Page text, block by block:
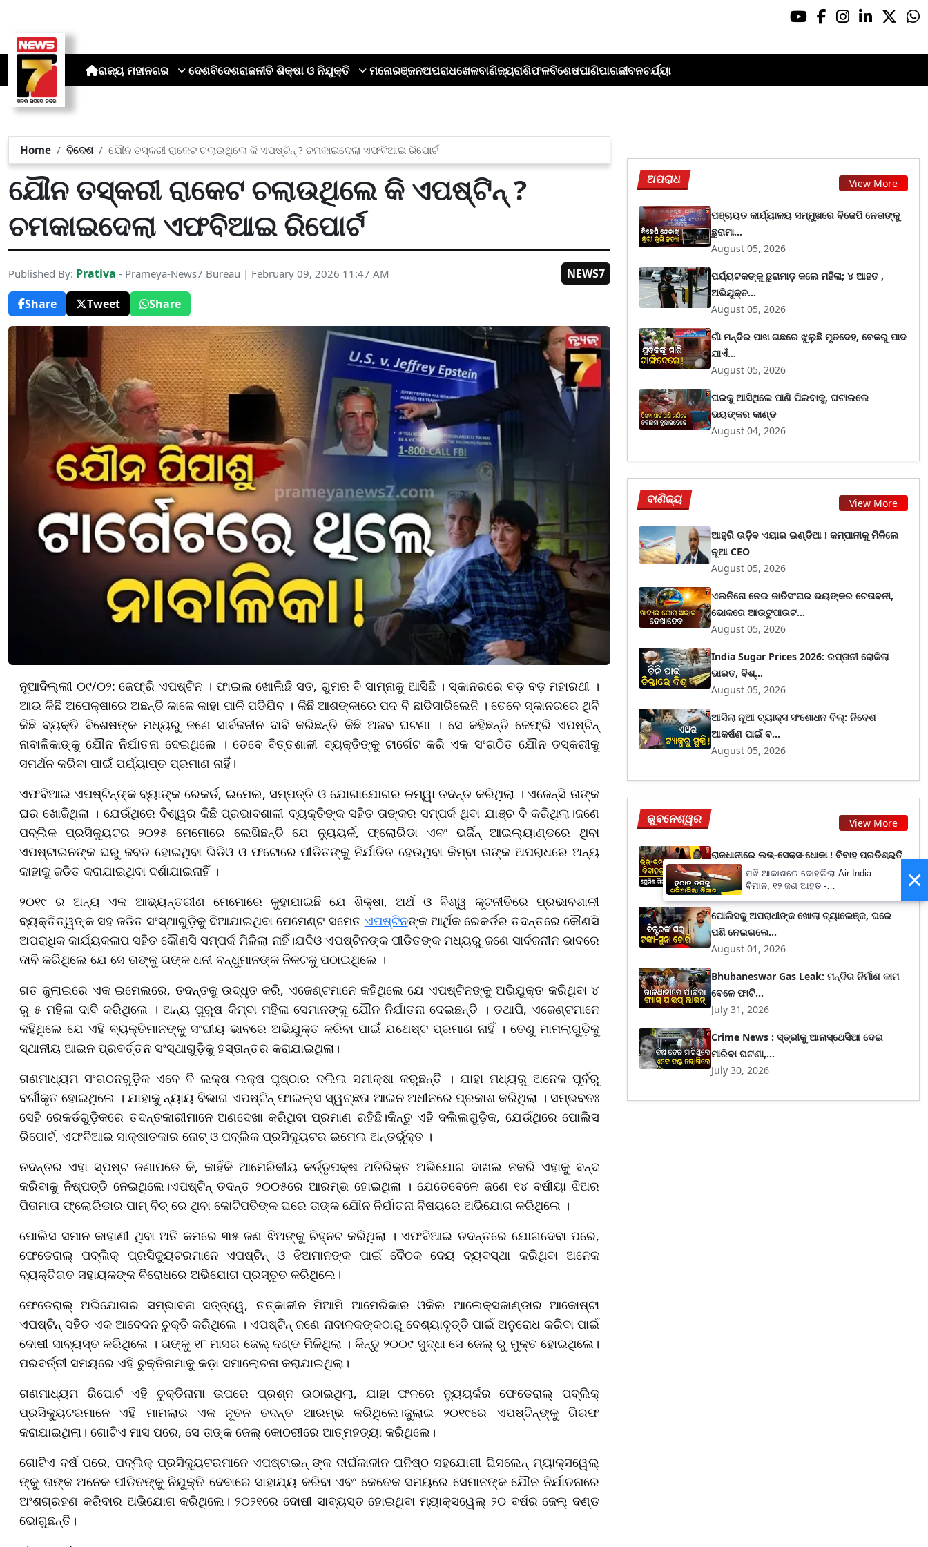
ରାଜ୍ୟ ମହାନଗର ଦେଶବିଦେଶରାଜନୀତି ଶିକ୍ଷା ଓ ନିଯୁକ୍ତି ମନୋରଞ୍ଜନଅପରାଧଖେଳବାଣିଜ୍ୟରାଶିଫଳବିଶେଷପାଣିପାଗଜୀବନଚର୍ଯ୍ୟା
Home ବିଦେଶ ଯୌନ ତସ୍କରୀ ରାକେଟ ଚଲାଉଥିଲେ କି ଏପଷ୍ଟିନ୍ ? ଚମକାଇଦେଲା ଏଫବିଆଇ ରିପୋର୍ଟ
ଯୌନ ତସ୍କରୀ ରାକେଟ ଚଲାଉଥିଲେ କି ଏପଷ୍ଟିନ୍ ?
ଚମକାଇଦେଲା ଏଫବିଆଇ ରିପୋର୍ଟ
Published By: Prativa - Prameya-News7 Bureau | February 09, 2026 11:47 AM
NEWS7
Share
Tweet Share
ନୂଆଦିଲ୍ଲୀ ୦୯/୦୨: ଜେଫ୍ରି ଏପଷ୍ଟିନ । ଫାଇଲ ଖୋଲିଛି ସତ, ଗୁମର ବି ସାମ୍ନାକୁ ଆସିଛି । ସ୍କାନରରେ ବଡ଼ ବଡ଼ ମହାରଥୀ ।
ଆଉ କିଛି ଅପେକ୍ଷାରେ ଅଛନ୍ତି କାଳେ କାହା ପାଳି ପଡିଯିବ । କିଛି ଆଶଙ୍କାରେ ପଦ ବି ଛାଡିସାରିଲେନି । ତେବେ ସ୍କାନରରେ ଥିବି
କିଛି ବ୍ୟକ୍ତି ବିଶେଷଙ୍କ ମଧ୍ୟରୁ ଜଣେ ସାର୍ବଜନୀନ ଦାବି କରିଛନ୍ତି କିଛି ଅଜବ ଘଟଣା । ସେ କହିଛନ୍ତି ଜେଫ୍ରି ଏପଷ୍ଟିନ୍
ନାବାଳିକାଙ୍କୁ ଯୌନ ନିର୍ଯାତନା ଦେଇଥିଲେ । ତେବେ ବିତ୍ତଶାଳୀ ବ୍ୟକ୍ତିଙ୍କୁ ଟାର୍ଗେଟ କରି ଏକ ସଂଗଠିତ ଯୌନ ତସ୍କରୀକୁ
ସମର୍ଥନ କରିବା ପାଇଁ ପର୍ଯ୍ୟାପ୍ତ ପ୍ରମାଣ ନାହିଁ।
ଏଫବିଆଇ ଏପଷ୍ଟିନ୍‌ଙ୍କ ବ୍ୟାଙ୍କ ରେକର୍ଡ, ଇମେଲ, ସମ୍ପତ୍ତି ଓ ଯୋଗାଯୋଗର ଳମ୍ୱା ତଦନ୍ତ କରିଥିଲା । ଏଜେନ୍ସି ତାଙ୍କ
ଘର ଖୋଜିଥିଲା । ଯେଉଁଥିରେ ବିଶ୍ୱର କିଛି ପ୍ରଭାବଶାଳୀ ବ୍ୟକ୍ତିଙ୍କ ସହିତ ତାଙ୍କର ସମ୍ପର୍କ ଥିବା ଯାଞ୍ଚ ବି କରିଥିଲା।ଜଣେ
ପବ୍ଲିକ ପ୍ରସିକ୍ୟୁଟର ୨୦୨୫ ମେମୋରେ ଲେଖିଛନ୍ତି ଯେ ନ୍ୟୁୟର୍କ, ଫ୍ଲୋରିଡା ଏବଂ ଭର୍ଜିନ୍ ଆଇଲ୍ୟାଣ୍ଡରେ ଥିବା
ଏପଷ୍ଟାଇନଙ୍କ ଘରୁ ଜବତ ହୋଇଥିବା ଭିଡିଓ ଓ ଫଟୋରେ ପୀଡିତଙ୍କୁ ନିର୍ଯାତିତ ହେଉଥିବା କିମ୍ବା ତାଙ୍କ ଅପରାଧରେ ଅନ୍ୟ
କାହାକୁ ଜଡିତ କରାଯାଇଥିବା ଦର୍ଶାଯାଇନାହିଁ ।
୨୦୧୯ ର ଅନ୍ୟ ଏକ ଆଭ୍ୟନ୍ତରୀଣ ମେମୋରେ କୁହାଯାଇଛି ଯେ ଶିକ୍ଷା, ଅର୍ଥ ଓ ବିଶ୍ୱ କୂଟନୀତିରେ ପ୍ରଭାବଶାଳୀ
ବ୍ୟକ୍ତିତ୍ୱଙ୍କ ସହ ଜଡିତ ସଂସ୍ଥାଗୁଡ଼ିକୁ ଦିଆଯାଇଥିବା ପେମେଣ୍ଟ ସମେତ ଏପଷ୍ଟିନଙ୍କ ଆର୍ଥିକ ରେକର୍ଡର ତଦନ୍ତରେ କୌଣସି
ଅପରାଧିକ କାର୍ଯ୍ୟକଳାପ ସହିତ କୌଣସି ସମ୍ପର୍କ ମିଳିଲା ନାହିଁ।ଯଦିଓ ଏପଷ୍ଟିନଙ୍କ ପୀଡିତଙ୍କ ମଧ୍ୟରୁ ଜଣେ ସାର୍ବଜନୀନ ଭାବରେ
ଦାବି କରିଥିଲେ ଯେ ସେ ତାଙ୍କୁ ତାଙ୍କ ଧନୀ ବନ୍ଧୁମାନଙ୍କ ନିକଟକୁ ପଠାଇଥିଲେ ।
ଗତ ଜୁଲାଇରେ ଏକ ଇମେଲରେ, ତଦନ୍ତକୁ ଉଦ୍ଧୃତ କରି, ଏଜେଣ୍ଟମାନେ କହିଥିଲେ ଯେ ଏପଷ୍ଟିନଙ୍କୁ ଅଭିଯୁକ୍ତ କରିଥିବା ୪
ରୁ ୫ ମହିଳା ଦାବି କରିଥିଲେ । ଅନ୍ୟ ପୁରୁଷ କିମ୍ବା ମହିଳା ସେମାନଙ୍କୁ ଯୌନ ନିର୍ଯାତନା ଦେଇଛନ୍ତି । ତଥାପି, ଏଜେଣ୍ଟମାନେ
କହିଥିଲେ ଯେ ଏହି ବ୍ୟକ୍ତିମାନଙ୍କୁ ସଂଘୀୟ ଭାବରେ ଅଭିଯୁକ୍ତ କରିବା ପାଇଁ ଯଥେଷ୍ଟ ପ୍ରମାଣ ନାହିଁ । ତେଣୁ ମାମଲାଗୁଡ଼ିକୁ
ସ୍ଥାନୀୟ ଆଇନ ପ୍ରବର୍ତ୍ତନ ସଂସ୍ଥାଗୁଡ଼ିକୁ ହସ୍ତାନ୍ତର କରାଯାଇଥିଲା।
ଗଣମାଧ୍ୟମ ସଂଗଠନଗୁଡ଼ିକ ଏବେ ବି ଲକ୍ଷ ଲକ୍ଷ ପୃଷ୍ଠାର ଦଲିଲ ସମୀକ୍ଷା କରୁଛନ୍ତି । ଯାହା ମଧ୍ୟରୁ ଅନେକ ପୂର୍ବରୁ
ବର୍ଗୀକୃତ ହୋଇଥିଲେ । ଯାହାକୁ ନ୍ୟାୟ ବିଭାଗ ଏପଷ୍ଟିନ୍ ଫାଇଲ୍ସ ସ୍ୱଚ୍ଛତା ଆଇନ ଅଧୀନରେ ପ୍ରକାଶ କରିଥିଲା । ସମ୍ଭବତଃ
ସେହି ରେକର୍ଡଗୁଡ଼ିକରେ ତଦନ୍ତକାରୀମାନେ ଅଣଦେଖା କରିଥିବା ପ୍ରମାଣ ରହିଛି।କିନ୍ତୁ ଏହି ଦଲିଲଗୁଡ଼ିକ, ଯେଉଁଥିରେ ପୋଲିସ
ରିପୋର୍ଟ, ଏଫବିଆଇ ସାକ୍ଷାତକାର ନୋଟ୍ ଓ ପବ୍ଲିକ ପ୍ରସିକ୍ୟୁଟର ଇମେଲ ଅନ୍ତର୍ଭୁକ୍ତ ।
ତଦନ୍ତର ଏହା ସ୍ପଷ୍ଟ ଜଣାପଡେ କି, କାହିଁକି ଆମେରିକୀୟ କର୍ତ୍ତୃପକ୍ଷ ଅତିରିକ୍ତ ଅଭିଯୋଗ ଦାଖଲ ନକରି ଏହାକୁ ବନ୍ଦ
କରିବାକୁ ନିଷ୍ପତ୍ତି ନେଇଥିଲେ।ଏପଷ୍ଟିନ୍ ତଦନ୍ତ ୨୦୦୫ରେ ଆରମ୍ଭ ହୋଇଥିଲା । ଯେତେବେଳେ ଜଣେ ୧୪ ବର୍ଷୀୟା ଝିଅର
ପିତାମାତା ଫ୍ଲୋରିଡାର ପାମ୍ ବିଚ୍ ରେ ଥିବା କୋଟିପତିଙ୍କ ଘରେ ତାଙ୍କ ଯୌନ ନିର୍ଯାତନା ବିଷୟରେ ଅଭିଯୋଗ କରିଥିଲେ ।
ପୋଲିସ ସମାନ କାହାଣୀ ଥିବା ଅତି କମରେ ୩୫ ଜଣ ଝିଅଙ୍କୁ ଚିହ୍ନଟ କରିଥିଲା । ଏଫବିଆଇ ତଦନ୍ତରେ ଯୋଗଦେବା ପରେ,
ଫେଡେରାଲ୍ ପବ୍ଲିକ୍ ପ୍ରସିକ୍ୟୁଟରମାନେ ଏପଷ୍ଟିନ୍ ଓ ଝିଅମାନଙ୍କ ପାଇଁ ବୈଠକ ଦେୟ ବ୍ୟବସ୍ଥା କରିଥିବା ଅନେକ
ବ୍ୟକ୍ତିଗତ ସହାୟକଙ୍କ ବିରୋଧରେ ଅଭିଯୋଗ ପ୍ରସ୍ତୁତ କରିଥିଲେ।
ଫେଡେରାଲ୍ ଅଭିଯୋଗର ସମ୍ଭାବନା ସତ୍ତ୍ୱେ, ତତ୍କାଳୀନ ମିଆମି ଆମେରିକାର ଓକିଲ ଆଲେକ୍ସଜାଣ୍ଡାର ଆକୋଷ୍ଟା
ଏପଷ୍ଟିନ୍ ସହିତ ଏକ ଆବେଦନ ଚୁକ୍ତି କରିଥିଲେ । ଏପଷ୍ଟିନ୍ ଜଣେ ନାବାଳକଙ୍କଠାରୁ ବେଶ୍ୟାବୃତ୍ତି ପାଇଁ ଅନୁରୋଧ କରିବା ପାଇଁ
ଦୋଷୀ ସାବ୍ୟସ୍ତ କରିଥିଲେ । ତାଙ୍କୁ ୧୮ ମାସର ଜେଲ୍ ଦଣ୍ଡ ମିଳିଥିଲା । କିନ୍ତୁ ୨୦୦୯ ସୁଦ୍ଧା ସେ ଜେଲ୍ ରୁ ମୁକ୍ତ ହୋଇଥିଲେ।
ପରବର୍ତ୍ତୀ ସମୟରେ ଏହି ଚୁକ୍ତିନାମାକୁ କଡ଼ା ସମାଲୋଚନା କରାଯାଇଥିଲା।
ଗଣମାଧ୍ୟମ ରିପୋର୍ଟ ଏହି ଚୁକ୍ତିନାମା ଉପରେ ପ୍ରଶ୍ନ ଉଠାଇଥିଲା, ଯାହା ଫଳରେ ନ୍ୟୁୟର୍କର ଫେଡେରାଲ୍ ପବ୍ଲିକ୍
ପ୍ରସିକ୍ୟୁଟରମାନେ ଏହି ମାମଲାର ଏକ ନୂତନ ତଦନ୍ତ ଆରମ୍ଭ କରିଥିଲେ।ଜୁଲାଇ ୨୦୧୯ରେ ଏପଷ୍ଟିନ୍‌ଙ୍କୁ ଗିରଫ
କରାଯାଇଥିଲା। ଗୋଟିଏ ମାସ ପରେ, ସେ ତାଙ୍କ ଜେଲ୍ କୋଠରୀରେ ଆତ୍ମହତ୍ୟା କରିଥିଲେ।
ଗୋଟିଏ ବର୍ଷ ପରେ, ପବ୍ଲିକ୍ ପ୍ରସିକ୍ୟୁଟରମାନେ ଏପଷ୍ଟାଇନ୍ ଙ୍କ ଦୀର୍ଘକାଳୀନ ଘନିଷ୍ଠ ସହଯୋଗୀ ଘିସଲେନ୍ ମ୍ୟାକ୍ସୱେଲ୍
ଙ୍କୁ ତାଙ୍କ ଅନେକ ପୀଡିତଙ୍କୁ ନିଯୁକ୍ତି ଦେବାରେ ସାହାଯ୍ୟ କରିବା ଏବଂ କେତେକ ସମୟରେ ସେମାନଙ୍କ ଯୌନ ନିର୍ଯାତନାରେ
ଅଂଶଗ୍ରହଣ କରିବାର ଅଭିଯୋଗ କରିଥିଲେ। ୨୦୨୧ରେ ଦୋଷୀ ସାବ୍ୟସ୍ତ ହୋଇଥିବା ମ୍ୟାକ୍ସୱେଲ୍ ୨୦ ବର୍ଷର ଜେଲ୍ ଦଣ୍ଡ
ଭୋଗୁଛନ୍ତି।
ଅପରାଧ View More
ପଞ୍ଚାୟତ କାର୍ଯ୍ୟାଳୟ ସମ୍ମୁଖରେ ବିଜେପି ନେତାଙ୍କୁ
ଛୁରାମା...
August 05, 2026
ପର୍ଯ୍ୟଟକଙ୍କୁ ଛୁରାମାଡ଼ କଲେ ମହିଳା; ୪ ଆହତ ,
ଅଭିଯୁକ୍ତ...
August 05, 2026
ଗାଁ ମନ୍ଦିର ପାଖ ଗଛରେ ଝୁଲୁଛି ମୃତଦେହ, ବେକରୁ ପାଦ
ଯାଏଁ...
August 05, 2026
ଘରକୁ ଆସିଥିଲେ ପାଣି ପିଇବାକୁ, ଘଟାଇଲେ
ଭୟଙ୍କର କାଣ୍ଡ
August 04, 2026
ବାଣିଜ୍ୟ View More
ଆହୁରି ଉଡ଼ିବ ଏୟାର ଇଣ୍ଡିଆ ! କମ୍ପାନୀକୁ ମିଳିଲେ
ନୂଆ CEO
August 05, 2026
ଏଲନିନୋ ନେଇ ଜାତିସଂଘର ଭୟଙ୍କର ଚେତାବନୀ,
ଭୋକରେ ଆଉଟୁପାଉଟ...
August 05, 2026
India Sugar Prices 2026: ରପ୍ତାନୀ ରୋକିଲା
ଭାରତ, ବିଶ୍...
August 05, 2026
ଆସିଲା ନୂଆ ଟ୍ୟାକ୍ସ ସଂଶୋଧନ ବିଲ୍: ନିବେଶ
ଆକର୍ଷଣ ପାଇଁ ବ...
August 05, 2026
ଭୁବନେଶ୍ୱର View More
ରାଜଧାନୀରେ ଲଭ୍-ସେକ୍ସ-ଧୋକା ! ବିବାହ ପ୍ରତିଶ୍ରୁତି
ଦେଇ ଷ...
August 02, 2026
ପୋଲିସକୁ ଅପରାଧୀଙ୍କ ଖୋଲା ଚ୍ୟାଲେଞ୍ଜ, ଘରେ
ପଶି ନେଇଗଲେ...
August 01, 2026
Bhubaneswar Gas Leak: ମନ୍ଦିର ନିର୍ମାଣ କାମ
ବେଳେ ଫାଟି...
July 31, 2026
Crime News : ସ୍ତ୍ରୀକୁ ଆନାସ୍ଥେସିଆ ଦେଇ
ମାରିବା ଘଟଣା,...
July 30, 2026
×
ମଝି ଆକାଶରେ ଦୋହଲିଲା Air India
ବିମାନ, ୧୨ ଜଣ ଆହତ -